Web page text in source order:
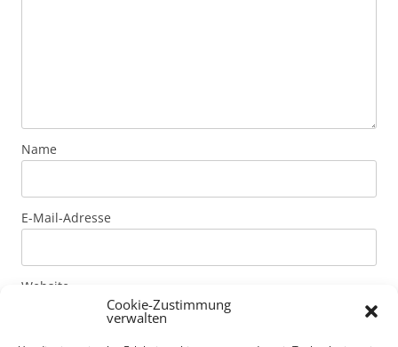
Cookie-Zustimmung
verwalten
Name
E-Mail-Adresse
Website